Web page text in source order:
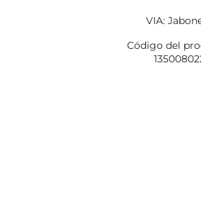
VIA:
Código del